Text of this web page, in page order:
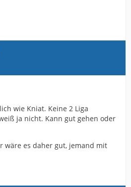
wie Kniat. Keine 2 Liga
ja nicht. Kann gut gehen oder
wäre es daher gut, jemand mit